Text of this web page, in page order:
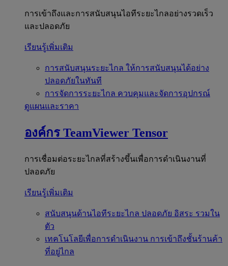
การเข้าถึงและการสนับสนุนไอทีระยะไกลอย่างรวดเร็ว
และปลอดภัย
เรียนรู้เพิ่มเติม
การสนับสนุนระยะไกล ให้การสนับสนุนได้อย่าง
ปลอดภัยในทันที
การจัดการระยะไกล ควบคุมและจัดการอุปกรณ์
ดูแผนและราคา
องค์กร TeamViewer Tensor
การเชื่อมต่อระยะไกลที่สร้างขึ้นเพื่อการดำเนินงานที่
ปลอดภัย
เรียนรู้เพิ่มเติม
สนับสนุนด้านไอทีระยะไกล ปลอดภัย อิสระ รวมใน
ตัว
เทคโนโลยีเพื่อการดำเนินงาน การเข้าถึงชั้นร้านค้า
ที่อยู่ไกล